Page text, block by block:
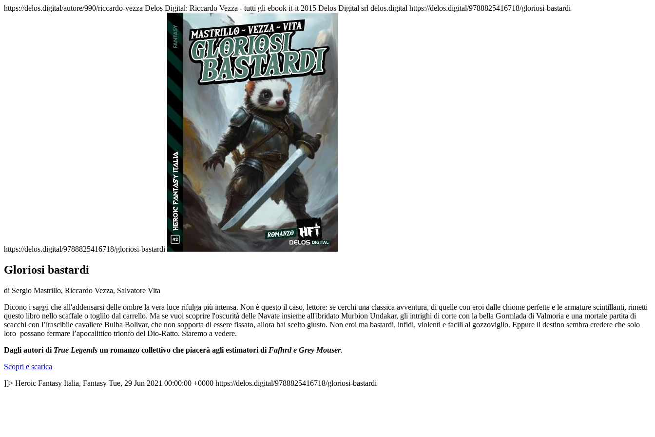
https://delos.digital/autore/990/riccardo-vezza Delos Digital: Riccardo Vezza - tutti gli ebook it-it 2015 Delos Digital srl delos.digital https://delos.digital/9788825416718/gloriosi-bastardi
https://delos.digital/9788825416718/gloriosi-bastardi
Gloriosi bastardi
di Sergio Mastrillo, Riccardo Vezza, Salvatore Vita
Dicono i saggi che all'addensarsi delle ombre la vera luce rifulga più intensa. Non è questo il caso, lettore: se cerchi una classica avventura, di quelle con eroi dalle chiome perfette e le armature scintillanti, rimetti
questo libro nello scaffale o toglilo dal carrello. Ma se vuoi scoprire l'oscurità delle Navate insieme all'ibridato Murbion Undakar, gli intrighi di corte con la bella Gormlada di Valmoria e una mortale partita di
scacchi con l’irascibile cavaliere Bulba Bolivar, che non sopporta di essere fissato, allora hai scelto giusto. Non eroi ma bastardi, infidi, violenti e facili al gozzoviglio. Eppure il destino sembra credere che solo
loro possano fermare l’apocalittico trionfo del Dio-Ratto. Staremo a vedere.
Dagli autori di True Legends un romanzo collettivo che piacerà agli estimatori di Fafhrd e Grey Mouser.
Scopri e scarica
]]> Heroic Fantasy Italia, Fantasy Tue, 29 Jun 2021 00:00:00 +0000 https://delos.digital/9788825416718/gloriosi-bastardi